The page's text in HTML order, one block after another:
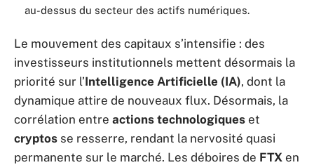
au-dessus du secteur des actifs numériques.
Le mouvement des capitaux s’intensifie : des
investisseurs institutionnels mettent désormais la
priorité sur l’Intelligence Artificielle (IA), dont la
dynamique attire de nouveaux flux. Désormais, la
corrélation entre actions technologiques et
cryptos se resserre, rendant la nervosité quasi
permanente sur le marché. Les déboires de FTX en